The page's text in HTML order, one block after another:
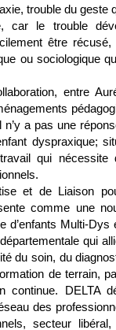
trouble du
car le trouble
être récusé,
ou sociologique
entre
n’y a pas une
dyspraxique;
qui nécessite
et de Liaison
comme une
d’enfants Multi-
qui
du soin, du
de terrain,
continue. DELTA
des
secteur